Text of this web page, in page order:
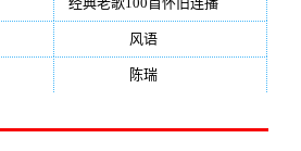
风语(132)
陈瑞(128)